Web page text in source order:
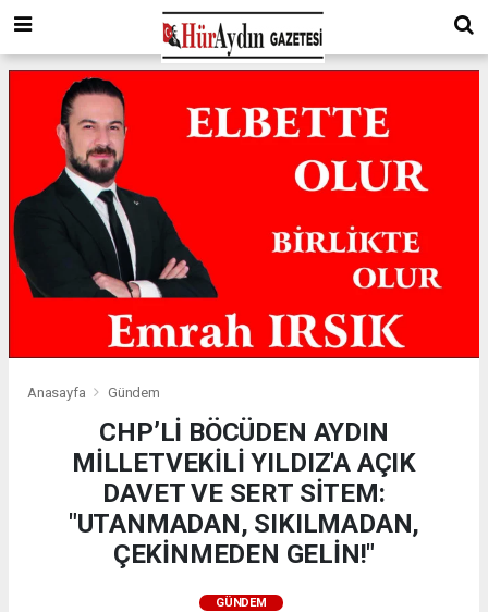
Anasayfa Gündem
CHP’Lİ BÖCÜDEN AYDIN
MİLLETVEKİLİ YILDIZ'A AÇIK
DAVET VE SERT SİTEM:
"UTANMADAN, SIKILMADAN,
ÇEKİNMEDEN GELİN!"
GÜNDEM